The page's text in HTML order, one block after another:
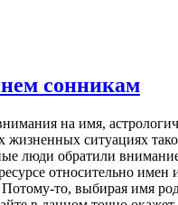
сонникам
нa имя,
жизненных ситуациях
люди обратили
относительно
то, выбирая имя